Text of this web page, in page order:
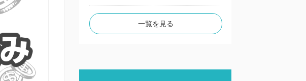
一覧を見る